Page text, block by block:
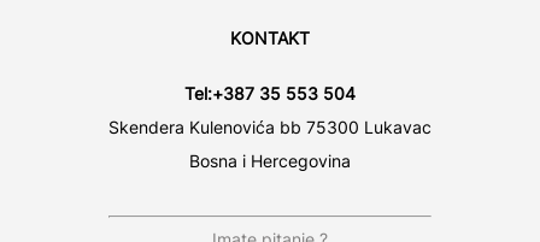
KONTAKT
Tel:+387 35 553 504
Skendera Kulenovića bb 75300 Lukavac
Bosna i Hercegovina